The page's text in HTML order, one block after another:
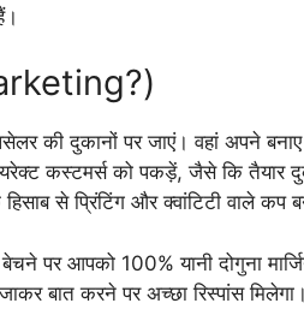
की दुकानों पर जाएं। वहां अपने
कस्टमर्स को पकड़ें, जैसे कि तैयार
से प्रिंटिंग और क्वांटिटी वाले कप
पर आपको 100% यानी दोगुना
बात करने पर अच्छा रिस्पांस मिलेगा।